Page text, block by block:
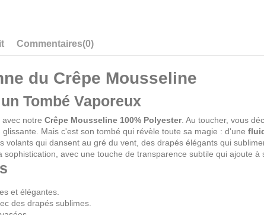
Commentaires(0)
du Crêpe Mousseline
Tombé Vaporeux
notre Crêpe Mousseline 100% Polyester. Au toucher, vous
Mais c'est son tombé qui révèle toute sa magie : d'une
volants qui dansent au gré du vent, des drapés élégants qui
avec une touche de transparence subtile qui ajoute à
et élégantes.
des drapés sublimes.